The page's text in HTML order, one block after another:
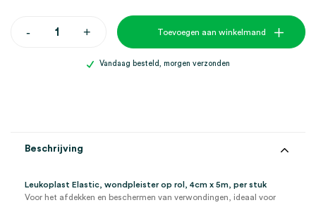
-Leukoplast
+ Toevoegen aan winkelmand
Vandaag besteld, morgen verzonden
Beschrijving
Leukoplast Elastic, wondpleister op rol, 4cm x 5m, per stuk
Voor het afdekken en beschermen van verwondingen, ideaal voor